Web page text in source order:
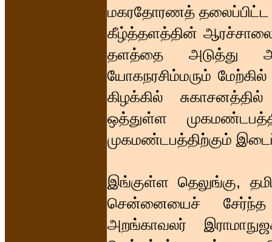
மகரதோரணத் தலைப்பிட்ட
கீழ்த்தளத்தின்
தளத்தை அடுத்து
யோகநரசிம்மரும் மேற்கில்
கிழக்கில்
ஒத்துள்ள
முகமண்டபத்திற்கும்
இங்குள்ள தெலுங்கு,
சென்னையைச் சேர்ந்த
அறங்காவலர்